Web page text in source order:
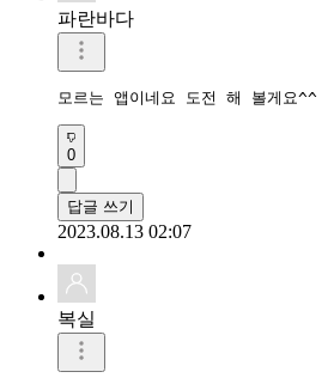
파란바다
모르는 앱이네요 도전 해 볼게요^^
0
답글 쓰기
2023.08.13 02:07
복실